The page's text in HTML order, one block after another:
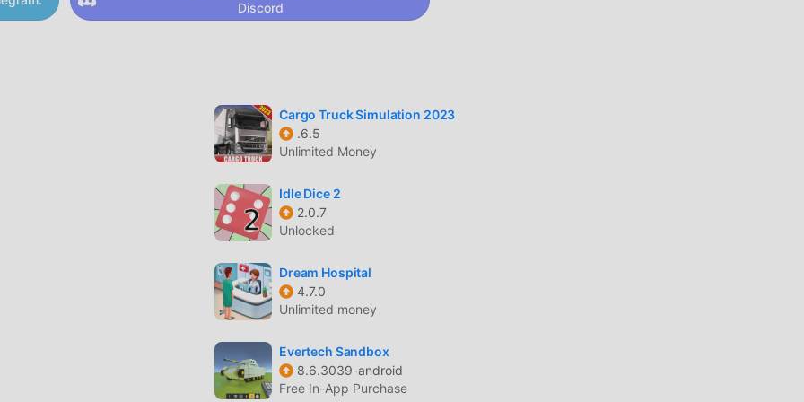
ambientes urbanos com curvas fechadas e longas retas,
de direção contra o relógio para estabelecer novos recordes em
as visões do cockpit, capô e terceira pessoa para capturar os
por toque, controles de inclinação ou botões na tela para se
e modificações sem precisar de uma conexão ativa com a
Discord
Cargo Truck Simulation 2023
.6.5
Unlimited Money
Idle Dice 2
2.0.7
Unlocked
Dream Hospital
4.7.0
Unlimited money
Evertech Sandbox
8.6.3039-android
Free In-App Purchase